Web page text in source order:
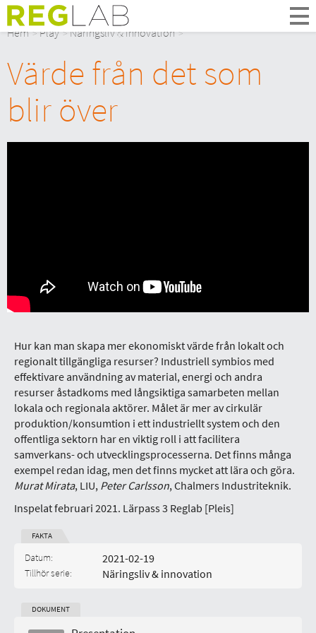
Om Oss
Om Reglab
Digitala möten
Medlemmar och partner
Kontakt
Hem Play Näringsliv & innovation
Värde från det som
blir över
Hur kan man skapa mer ekonomiskt värde från lokalt och
regionalt tillgängliga resurser? Industriell symbios med
effektivare användning av material, energi och andra
resurser åstadkoms med långsiktiga samarbeten mellan
lokala och regionala aktörer. Målet är mer av cirkulär
produktion/konsumtion i ett industriellt system och den
offentliga sektorn har en viktig roll i att facilitera
samverkans- och utvecklingsprocesserna. Det finns många
exempel redan idag, men det finns mycket att lära och göra.
Murat Mirata, LIU, Peter Carlsson, Chalmers Industriteknik.
Inspelat februari 2021. Lärpass 3 Reglab [Pleis]
FAKTA
Datum: 2021-02-19
Tillhör serie: Näringsliv & innovation
DOKUMENT